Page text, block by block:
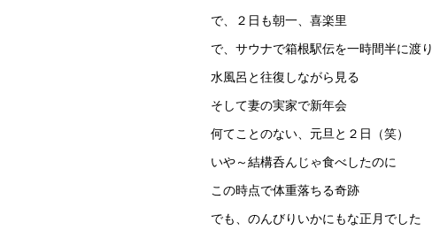
で、２日も朝一、喜楽里
で、サウナで箱根駅伝を一時間半に渡り
水風呂と往復しながら見る
そして妻の実家で新年会
何てことのない、元旦と２日（笑）
いや～結構呑んじゃ食べしたのに
この時点で体重落ちる奇跡
でも、のんびりいかにもな正月でした